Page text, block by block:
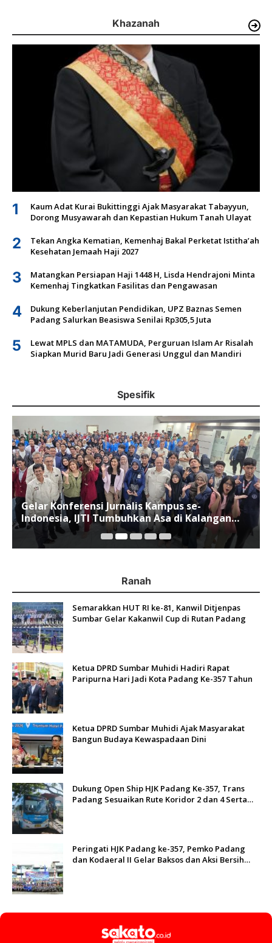
Khazanah
1
Kaum Adat Kurai Bukittinggi Ajak Masyarakat Tabayyun,
Dorong Musyawarah dan Kepastian Hukum Tanah Ulayat
2
Tekan Angka Kematian, Kemenhaj Bakal Perketat Istitha’ah
Kesehatan Jemaah Haji 2027
3
Matangkan Persiapan Haji 1448 H, Lisda Hendrajoni Minta
Kemenhaj Tingkatkan Fasilitas dan Pengawasan
4
Dukung Keberlanjutan Pendidikan, UPZ Baznas Semen
Padang Salurkan Beasiswa Senilai Rp305,5 Juta
5
Lewat MPLS dan MATAMUDA, Perguruan Islam Ar Risalah
Siapkan Murid Baru Jadi Generasi Unggul dan Mandiri
Spesifik
Gelar Konferensi Jurnalis Kampus se-
Indonesia, IJTI Tumbuhkan Asa di Kalangan
Jurnalis Muda di Era Disruspi Digital
Ranah
Semarakkan HUT RI ke-81, Kanwil Ditjenpas
Sumbar Gelar Kakanwil Cup di Rutan Padang
Ketua DPRD Sumbar Muhidi Hadiri Rapat
Paripurna Hari Jadi Kota Padang Ke-357 Tahun
Ketua DPRD Sumbar Muhidi Ajak Masyarakat
Bangun Budaya Kewaspadaan Dini
Dukung Open Ship HJK Padang Ke-357, Trans
Padang Sesuaikan Rute Koridor 2 dan 4 Serta
Peringati HJK Padang ke-357, Pemko Padang
dan Kodaeral II Gelar Baksos dan Aksi Bersih